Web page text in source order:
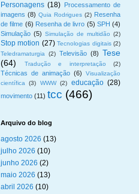
Personagens (18) Processamento de
imagens (8) Quia Rodrigues (2) Resenha
de filme (6) Resenha de livro (5) SPH (4)
Simulação (5) Simulação de multidão (2)
Stop motion (27) Tecnologias digitais (2)
Teledramaturgia
(2) Televisão (8) Tese
(64)
Tradução e interpretação (2)
Técnicas de animação (6)
Visualização
científica
(3) WWW (2) educação (28)
movimento (11) tcc (466)
Arquivo do blog
agosto 2026 (13)
julho 2026 (10)
junho 2026 (2)
maio 2026 (13)
abril 2026 (10)